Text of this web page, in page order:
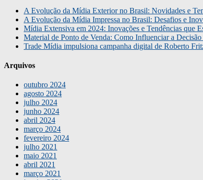
A Evolução da Mídia Exterior no Brasil: Novidades e
A Evolução da Mídia Impressa no Brasil: Desafios e
Mídia Extensiva em 2024: Inovações e Tendências que
Material de Ponto de Venda: Como Influenciar a
Trade Mídia impulsiona campanha digital de Roberto
Arquivos
outubro 2024
agosto 2024
julho 2024
junho 2024
abril 2024
março 2024
fevereiro 2024
julho 2021
maio 2021
abril 2021
março 2021